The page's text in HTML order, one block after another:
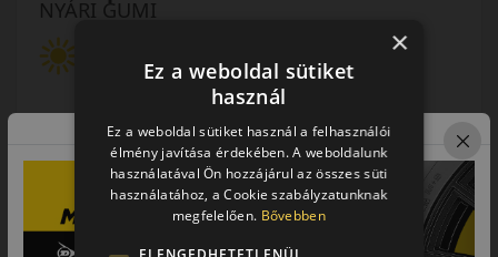
NYÁRI GUMI
AKÁR 5.000 FT SZERELÉSI
KEDVEZMÉNY!
Használja a LENDÜLET
×
Ez a weboldal sütiket
használ
Ez a weboldal sütiket használ a felhasználói
élmény javítása érdekében. A weboldalunk
használatával Ön hozzájárul az összes süti
használatához, a Cookie szabályzatunknak
megfelelően. Bővebben